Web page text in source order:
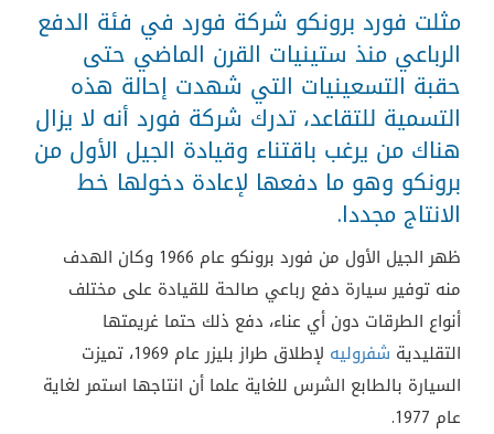
مثلت فورد برونكو شركة فورد في فئة الدفع
الرباعي منذ ستينيات القرن الماضي حتى
حقبة التسعينيات التي شهدت إحالة هذه
التسمية للتقاعد، تدرك شركة فورد أنه لا يزال
هناك من يرغب باقتناء وقيادة الجيل الأول من
برونكو وهو ما دفعها لإعادة دخولها خط
الانتاج مجددا.
ظهر الجيل الأول من فورد برونكو عام 1966 وكان الهدف
منه توفير سيارة دفع رباعي صالحة للقيادة على مختلف
أنواع الطرقات دون أي عناء، دفع ذلك حتما غريمتها
التقليدية شفروليه
لإطلاق طراز بليزر عام 1969، تميزت
السيارة بالطابع الشرس للغاية علما أن انتاجها استمر لغاية
عام 1977.